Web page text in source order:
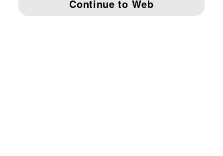
IMPRINT AND LEGAL DATA